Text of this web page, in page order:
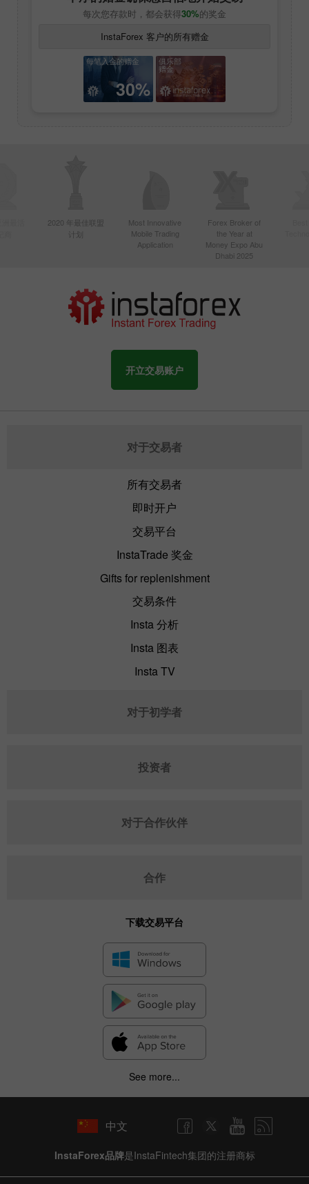
每次您存款时，都会获得30%的奖金
InstaForex 客户的所有赠金
每笔入金的赠金
30%
俱乐部
赠金
2020 年最佳联盟
计划
Most Innovative
Mobile Trading
Application
Forex Broker of
the Year at
Money Expo Abu
Dhabi 2025
开立交易账户
对于交易者
所有交易者
即时开户
交易平台
InstaTrade 奖金
Gifts for replenishment
交易条件
Insta 分析
Insta 图表
Insta TV
对于初学者
投资者
对于合作伙伴
合作
下载交易平台
See more...
中文
InstaForex品牌是InstaFintech集团的注册商标